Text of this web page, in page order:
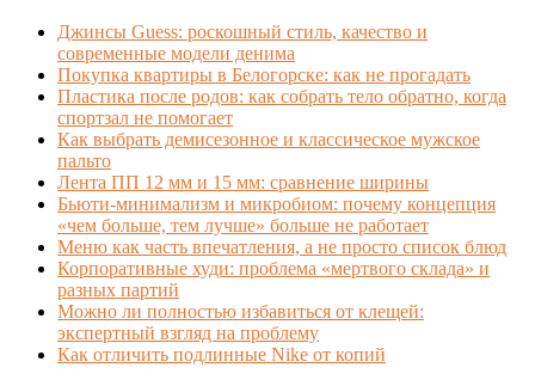
Джинсы Guess: роскошный стиль, качество и
современные модели денима
Покупка квартиры в Белогорске: как не прогадать
Пластика после родов: как собрать тело обратно, когда
спортзал не помогает
Как выбрать демисезонное и классическое мужское
пальто
Лента ПП 12 мм и 15 мм: сравнение ширины
Бьюти-минимализм и микробиом: почему концепция
«чем больше, тем лучше» больше не работает
Меню как часть впечатления, а не просто список блюд
Корпоративные худи: проблема «мертвого склада» и
разных партий
Можно ли полностью избавиться от клещей:
экспертный взгляд на проблему
Как отличить подлинные Nike от копий